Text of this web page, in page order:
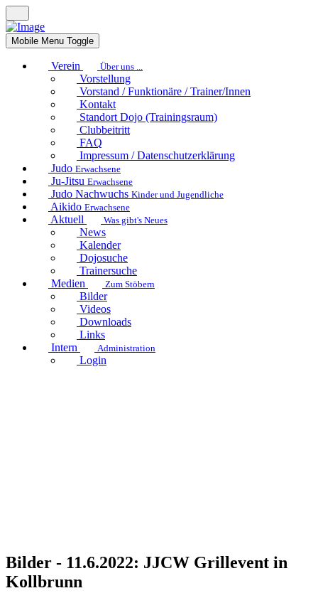
Mobile Menu Toggle
Verein Über uns ...
Vorstellung
Vorstand / Funktionäre / Trainer/Innen
Kontakt
Standort Dojo (Trainingsraum)
Clubbeitritt
FAQ
Impressum / Datenschutzerklärung
Judo Erwachsene
Ju-Jitsu Erwachsene
Judo Nachwuchs Kinder und Jugendliche
Aikido Erwachsene
Aktuell Was gibt's Neues
News
Kalender
Dojosuche
Trainersuche
Medien
Zum Stöbern
Bilder
Videos
Downloads
Links
Intern
Administration
Login
Bilder - 11.6.2022: JJCW Grillevent in
Kollbrunn